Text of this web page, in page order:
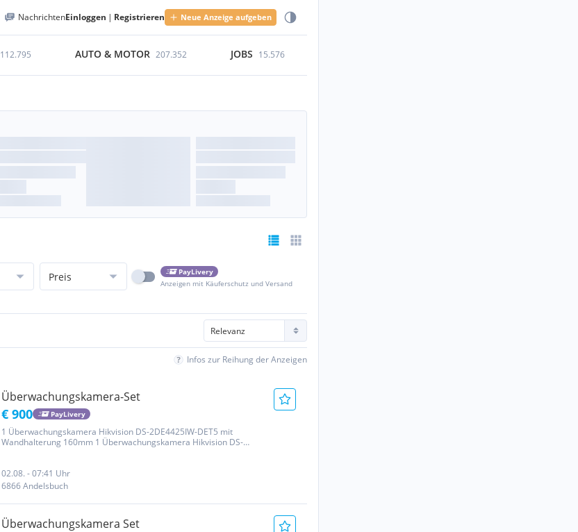
NachrichtenEinloggen | Registrieren Neue Anzeige aufgeben
112.795 AUTO & MOTOR 207.352 JOBS 15.576
Preis
PayLivery
Anzeigen mit Käuferschutz und Versand
Infos zur Reihung der Anzeigen
Überwachungskamera-Set
€ 900 PayLivery
1 Überwachungskamera Hikvision DS-2DE4425IW-DET5 mit
Wandhalterung 160mm 1 Überwachungskamera Hikvision DS-
02.08. - 07:41 Uhr
6866 Andelsbuch
Überwachungskamera Set